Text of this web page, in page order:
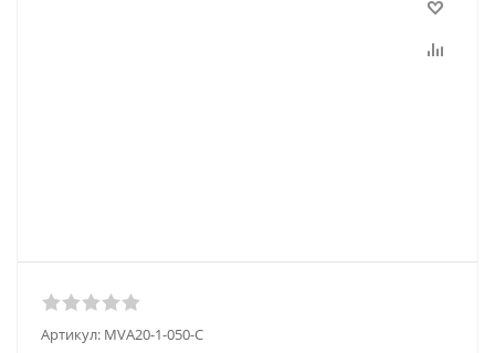
Артикул: MVA20-1-050-C